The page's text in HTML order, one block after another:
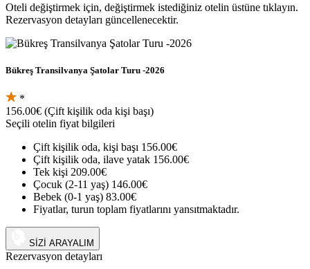
Oteli değiştirmek için, değiştirmek istediğiniz otelin üstüne tıklayın.
Rezervasyon detayları güncellenecektir.
Bükreş Transilvanya Şatolar Turu -2026
*
156.00€ (Çift kişilik oda kişi başı)
Seçili otelin fiyat bilgileri
Çift kişilik oda, kişi başı 156.00€
Çift kişilik oda, ilave yatak 156.00€
Tek kişi 209.00€
Çocuk (2-11 yaş) 146.00€
Bebek (0-1 yaş) 83.00€
Fiyatlar, turun toplam fiyatlarını yansıtmaktadır.
SİZİ ARAYALIM
Rezervasyon detayları